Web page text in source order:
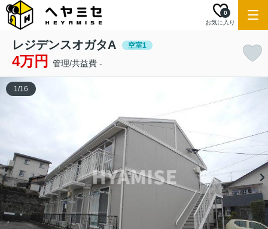
お気に入り
0
レジデンスオガタA 空室1
4万円 管理/共益費 -
1/16